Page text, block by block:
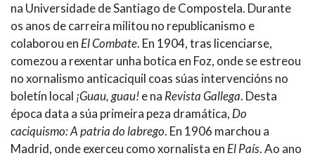
na Universidade de Santiago de Compostela. Durante
os anos de carreira militou no republicanismo e
colaborou en El Combate. En 1904, tras licenciarse,
comezou a rexentar unha botica en Foz, onde se estreou
no xornalismo anticaciquil coas súas intervencións no
boletín local ¡Guau, guau!e na Revista Gallega. Desta
época data a súa primeira peza dramática, Do
caciquismo: A patria do labrego. En 1906 marchou a
Madrid, onde exerceu como xornalista en El País. Ao ano